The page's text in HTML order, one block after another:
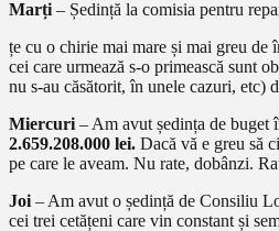
Marți – Ședință la comisia pentru
țe cu o chirie mai mare și mai greu de
cei care urmează s-o primească sunt
nu s-au căsătorit, în unele cazuri, etc)
Miercuri – Am avut ședința de buget
2.659.208.000 lei. Dacă vă e greu să
pe care le aveam. Nu rate, dobânzi.
Joi – Am avut o ședință de Consiliu
cei trei cetățeni care vin constant și